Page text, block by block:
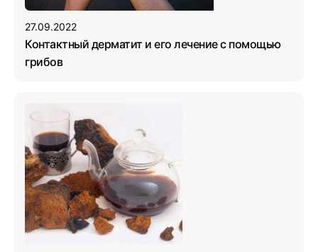
27.09.2022
Контактный дерматит и его лечение с помощью
грибов